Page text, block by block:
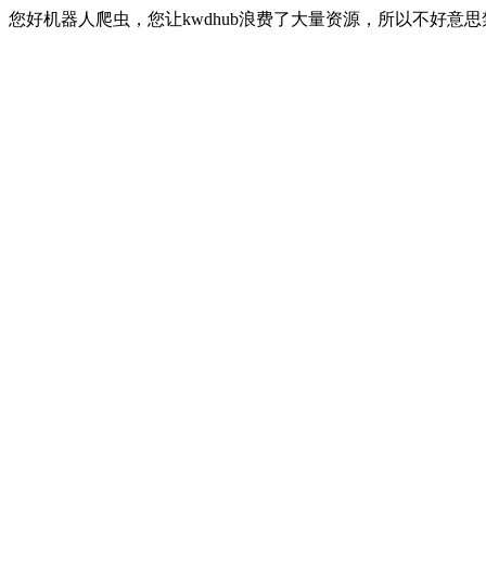
您好机器人爬虫，您让kwdhub浪费了大量资源，所以不好意